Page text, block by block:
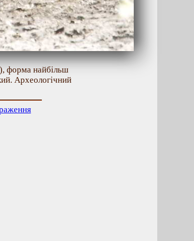
форма найбільш
Археологічний